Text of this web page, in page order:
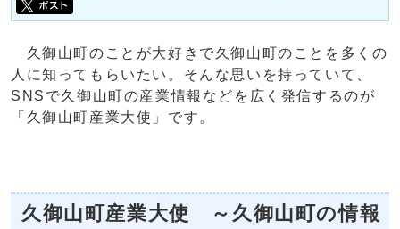
久御山町のことが大好きで久御山町のことを多くの
人に知ってもらいたい。そんな思いを持っていて、
SNSで久御山町の産業情報などを広く発信するのが
「久御山町産業大使」です。
久御山町産業大使 ～久御山町の情報